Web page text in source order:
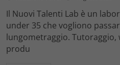
Il Nuovi Talenti Lab è un
under 35 che vogliono
lungometraggio.
produ